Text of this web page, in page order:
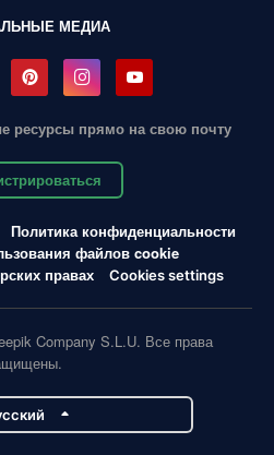
МЕДИА
ресурсы прямо на свою почту
Политика конфиденциальности
файлов cookie
правах
Cookies settings
Company S.L.U. Все права